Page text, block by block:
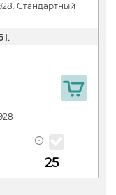
Стандартный
I.
25